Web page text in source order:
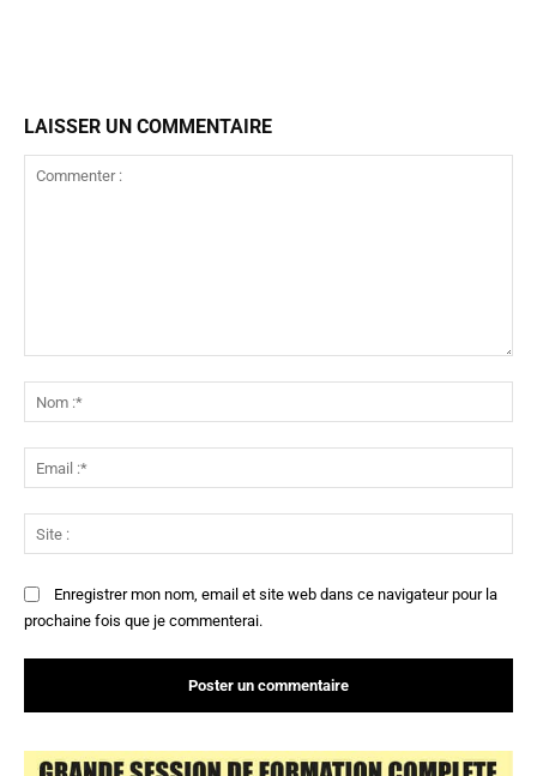
LAISSER UN COMMENTAIRE
:*
:*
:
Enregistrer mon nom, email et site web dans ce navigateur pour la
prochaine fois que je commenterai.